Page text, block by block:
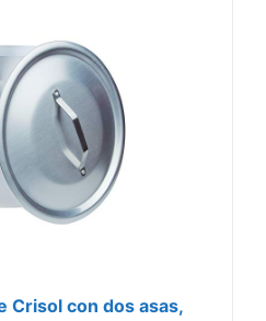
Crisol con dos asas,